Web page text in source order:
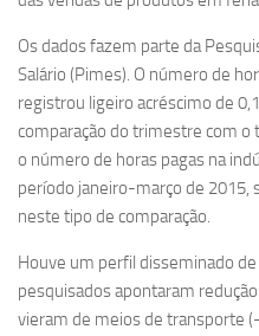
Os dados fazem parte da
Salário (Pimes). O número de
registrou ligeiro acréscimo de
comparação do trimestre com
o número de horas pagas na
período janeiro-março de 2015,
neste tipo de comparação.
Houve um perfil disseminado
pesquisados apontaram
vieram de meios de transporte